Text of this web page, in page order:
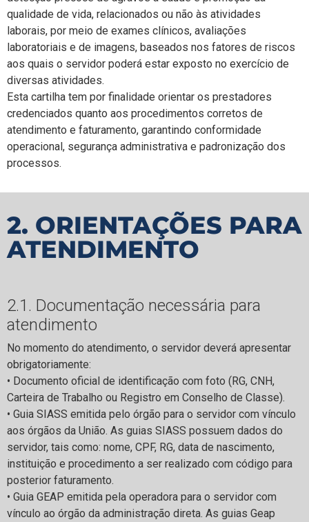
qualidade de vida, relacionados ou não às atividades
laborais, por meio de exames clínicos, avaliações
laboratoriais e de imagens, baseados nos fatores de riscos
aos quais o servidor poderá estar exposto no exercício de
diversas atividades.
Esta cartilha tem por finalidade orientar os prestadores
credenciados quanto aos procedimentos corretos de
atendimento e faturamento, garantindo conformidade
operacional, segurança administrativa e padronização dos
processos. ​
2. ORIENTAÇÕES PARA
ATENDIMENTO
2.1. Documentação necessária para
atendimento
No momento do atendimento, o servidor deverá apresentar
obrigatoriamente:
• Documento oficial de identificação com foto (RG, CNH,
Carteira de Trabalho ou Registro em Conselho de Classe).
• Guia SIASS emitida pelo órgão para o servidor com vínculo
aos órgãos da União. As guias SIASS possuem dados do
servidor, tais como: nome, CPF, RG, data de nascimento,
instituição e procedimento a ser realizado com código para
posterior faturamento.
• Guia GEAP emitida pela operadora para o servidor com
vínculo ao órgão da administração direta. As guias Geap